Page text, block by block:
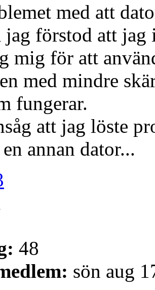
med att
jag förstod att jag
mig för att
med mindre
fungerar.
att jag löste
annan dator...
48
sön aug